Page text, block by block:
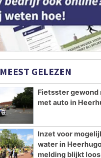
MEEST GELEZEN
Fietsster gewond
met auto in
Inzet voor
water in
melding blijkt